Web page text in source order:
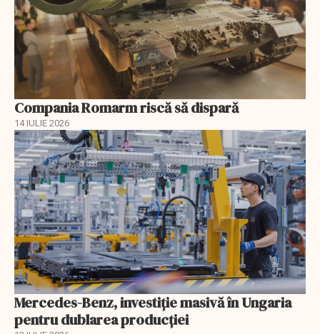
Compania Romarm riscă să dispară
14 IULIE 2026
Mercedes-Benz, investiție masivă în Ungaria
pentru dublarea producției